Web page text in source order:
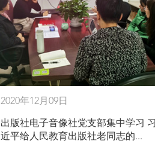
2020年12月09日
出版社电子音像社党支部集中学习 习
近平给人民教育出版社老同志的...